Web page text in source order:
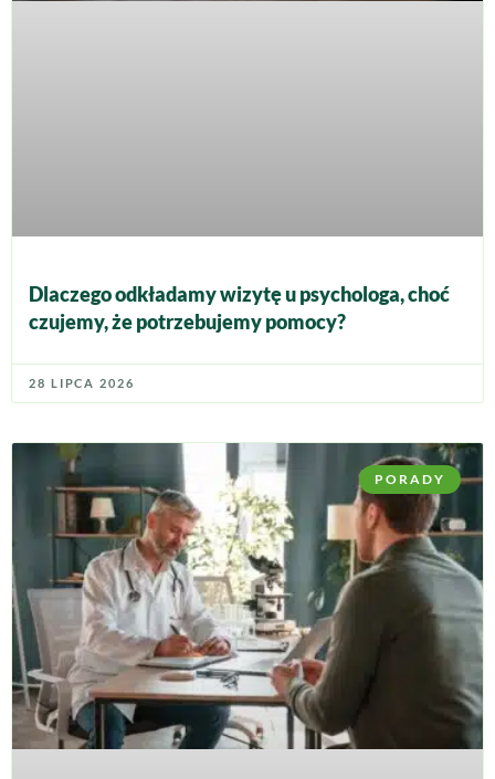
Dlaczego odkładamy wizytę u psychologa, choć
czujemy, że potrzebujemy pomocy?
28 LIPCA 2026
PORADY